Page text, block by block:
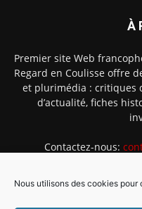
Nous utilisons des cookies
À
Premier site Web
Regard en Coulisse offre
et plurimédia : critiques
d’actualité, fiches
Contactez-nous: